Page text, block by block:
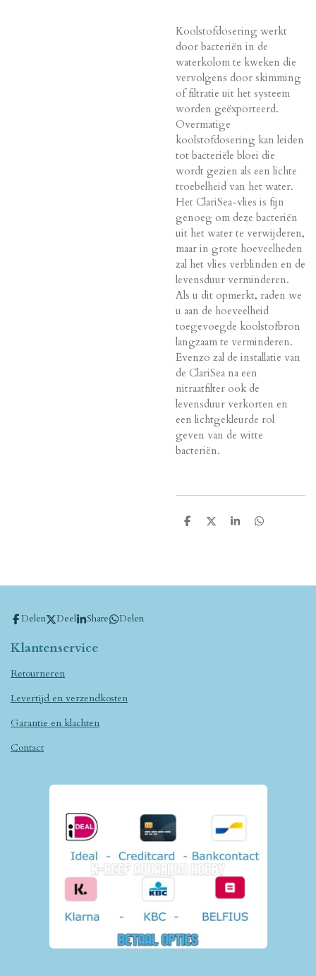
Koolstofdosering werkt
door bacteriën in de
waterkolom te kweken die
vervolgens door skimming
of filtratie uit het systeem
worden geëxporteerd.
Overmatige
koolstofdosering kan leiden
tot bacteriële bloei die
wordt gezien als een lichte
troebelheid van het water.
Het ClariSea-vlies is fijn
genoeg om deze bacteriën
uit het water te verwijderen,
maar in grote hoeveelheden
zal het vlies verblinden en de
levensduur verminderen.
Als u dit opmerkt, raden we
u aan de hoeveelheid
toegevoegde koolstofbron
langzaam te verminderen.
Evenzo zal de installatie van
de ClariSea na een
nitraatfilter ook de
levensduur verkorten en
een lichtgekleurde rol
geven van de witte
bacteriën.
D
D
S
D
Delen Deel Share Delen
Klantenservice
Retourneren
Levertijd en verzendkosten
Garantie en klachten
Contact